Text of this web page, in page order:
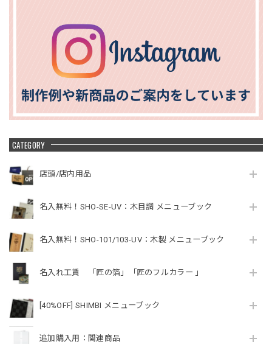
CATEGORY
店頭/店内用品
名入無料！SHO-SE-UV：木目調 メニューブック
名入無料！SHO-101/103-UV：木製 メニューブック
名入れ工賃 「匠の箔」「匠のフルカラー 」
[40%OFF] SHIMBI メニューブック
追加購入用：関連商品